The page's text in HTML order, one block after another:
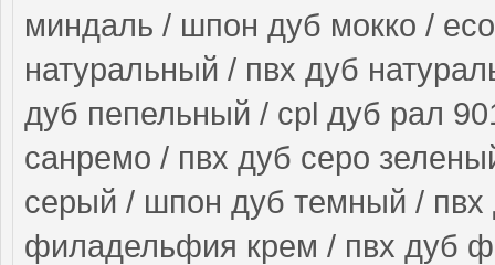
миндаль / шпон дуб мокко /
натуральный / пвх дуб
дуб пепельный / cpl дуб рал
санремо / пвх дуб серо
серый / шпон дуб темный /
филадельфия крем / пвх дуб